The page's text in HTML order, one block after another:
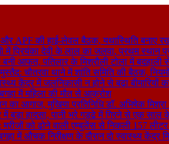
और APF की हाई-लेवल बैठक, यथास्थिति बनाए
में प्रियंका देवी के लाल का जलवा, प्रथम स्थान
आफत, पतिलार के मिश्रौली टोला में बदहाली
चौतरवा थाने में शांति समिति की बैठक,
केंद्र में जलनिकासी न होने से बढ़ा बीमारियों
में महिला की मौत से आक्रोश
का आगाज, मुखिया प्रतिनिधि डॉ. अभिषेक
में बड़ा हादसा, पानी भरे गड्ढे में गिरने से एक साल
को ढोने वाली एम्बुलेंस से निकली 157
में औचक निरीक्षण के दौरान दो स्वास्थ्य केंद्र